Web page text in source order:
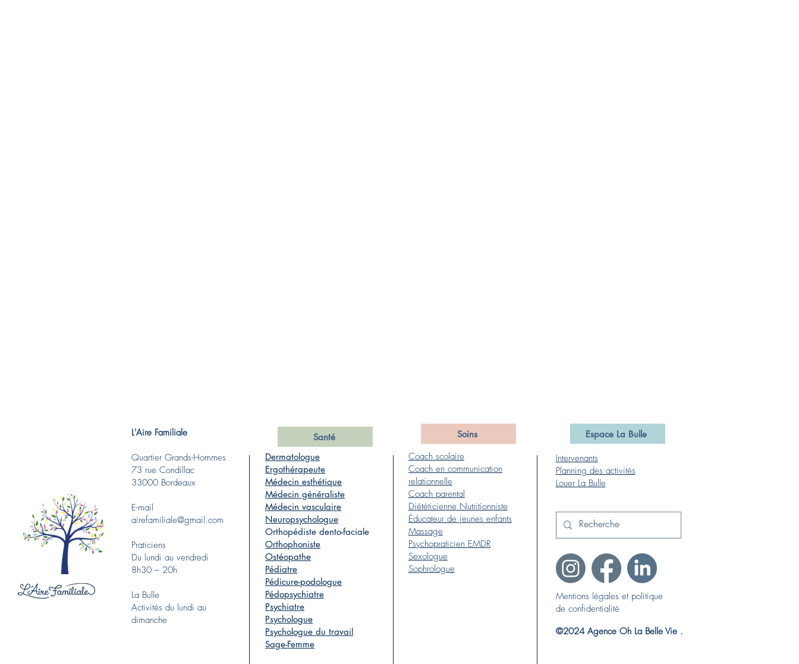
L'Aire Familiale
Quartier Grands-Hommes
73 rue Condillac
33000 Bordeaux
E-mail
airefamiliale@gmail.com
Praticiens
Du lundi au vendredi
8h30 – 20h
La Bulle
Activités du lundi au
dimanche
Santé
Dermatologue
Ergothérapeute
Médecin esthétique
Médecin généraliste
Médecin vasculaire
Neuropsychologue
Orthopédiste dento-faciale
Orthophoniste
Ostéopathe
Pédiatre
Pédicure-podologue
Pédopsychiatre
Psychiatre
Psychologue
Psychologue du travail
Sage-Femme
Soins
Coach scolaire
Coach en communication
relationnelle
Coach parental
Diététicienne Nutritionniste
Éducateur de jeunes enfants
Massage
Psychopraticien EMDR
Sexologue
Sophrologue
Espace La Bulle
Intervenants
Planning des activités
Louer La Bulle
Mentions légales et politique
de confidentialité
©2024 Agence Oh La Belle Vie .